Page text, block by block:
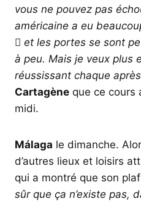
vous ne pouvez pas
américaine a eu
 et les portes se sont
à peu. Mais je veux plus
réussissant chaque
Cartagène que ce cours
midi.
Málaga le dimanche.
d’autres lieux et loisirs
qui a montré que son
sûr que ça n’existe pas,